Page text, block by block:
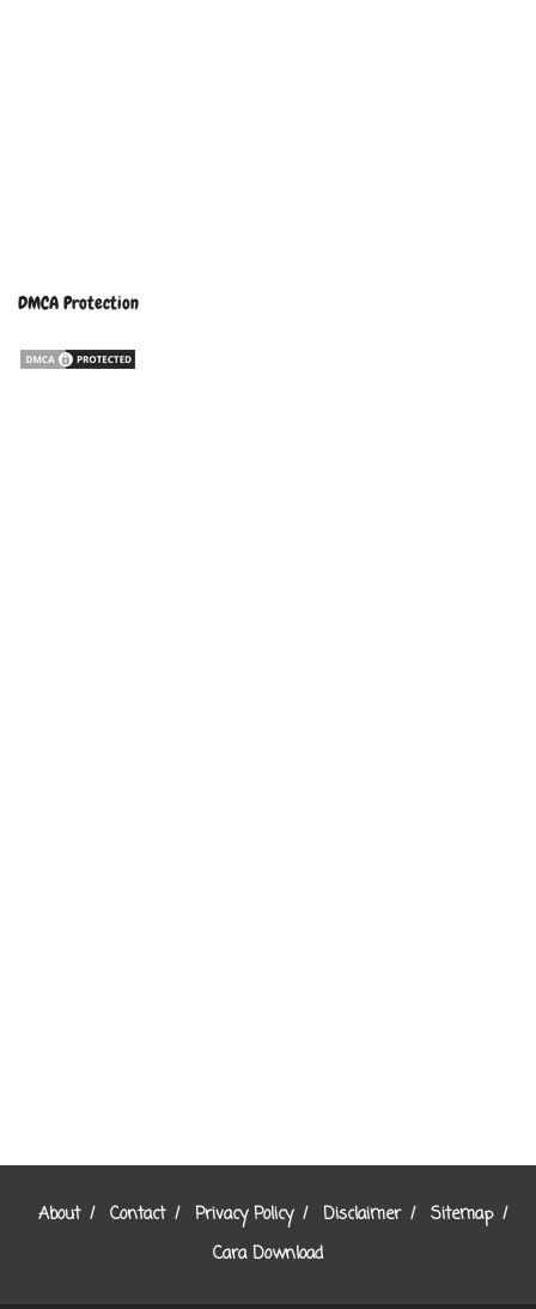
DMCA Protection
About Contact Privacy Policy Disclaimer
Sitemap
Cara Download